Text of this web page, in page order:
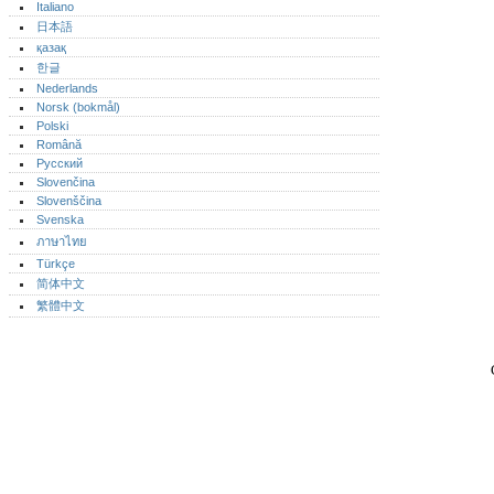
Italiano
日本語
қазақ
한글
Nederlands
Norsk (bokmål)‎
Polski
Română
Русский
Slovenčina
Slovenščina
Svenska
ภาษาไทย
Türkçe
简体中文
繁體中文